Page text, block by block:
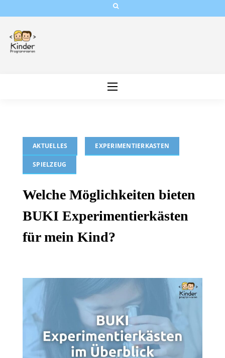
content
AKTUELLES EXPERIMENTIERKASTEN
SPIELZEUG
Welche Möglichkeiten bieten
BUKI Experimentierkästen
für mein Kind?